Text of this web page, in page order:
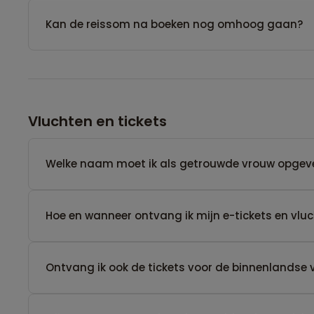
Kan de reissom na boeken nog omhoog gaan?
Vluchten en tickets
Welke naam moet ik als getrouwde vrouw
Hoe en wanneer ontvang ik mijn e-tickets en
Ontvang ik ook de tickets voor de binnenlandse